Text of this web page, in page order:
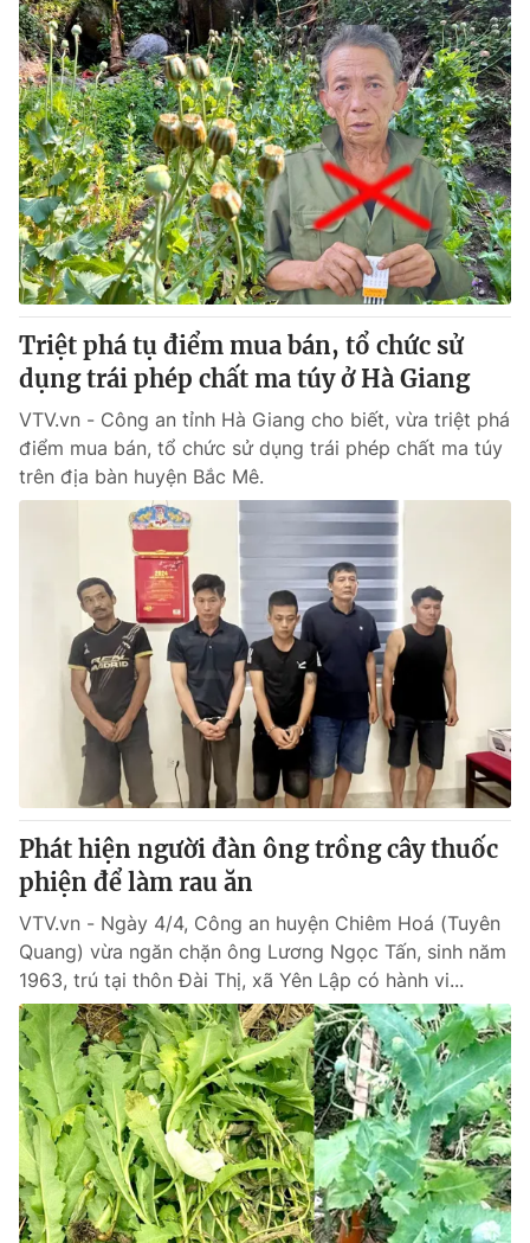
VTV Money VTV Thể thao
VTV Sức khoẻ Bất động sản
Thị trường 24h Tấm lòng Việt
VTV4 Vươn mình bằng AI
VTV9 VTV8
Liên hệ tòa soạn English
THỜI BÁO VTV
Theo dõi báo trên
Cơ quan chủ quản:Đài Truyền hình Việt Nam
Cơ quan báo chí:
Thời báo VTV
Giấy phép hoạt động báo in và báo điện tử số 483/GP-BTTTT
cấp ngày 29/12/2023
Tổng Biên tập:
Vũ Thanh Thủy
Phó Tổng Biên tập:Nguyễn Thị Mỹ Hạnh, Phạm Quốc Thắng,
Nguyễn Trọng Ninh
Tổng đài VTV:024.38 355 931 - 024.38 355 932
Ðiện thoại Thời báo VTV: 024.66 897 897
Email:toasoan@vtv.vn
Liên hệ quảng cáo:024-7300.7108
Triệt phá tụ điểm mua bán, tổ chức sử
dụng trái phép chất ma túy ở Hà Giang
VTV.vn - Công an tỉnh Hà Giang cho biết, vừa triệt phá
điểm mua bán, tổ chức sử dụng trái phép chất ma túy
trên địa bàn huyện Bắc Mê.
Phát hiện người đàn ông trồng cây thuốc
phiện để làm rau ăn
VTV.vn - Ngày 4/4, Công an huyện Chiêm Hoá (Tuyên
Quang) vừa ngăn chặn ông Lương Ngọc Tấn, sinh năm
1963, trú tại thôn Đài Thị, xã Yên Lập có hành vi...